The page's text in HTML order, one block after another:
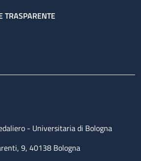
TRASPARENTE
- Universitaria di Bologna
9, 40138 Bologna